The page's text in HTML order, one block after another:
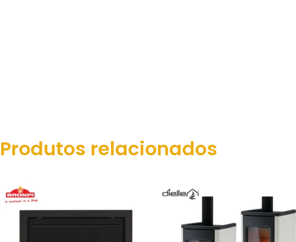
Produtos relacionados